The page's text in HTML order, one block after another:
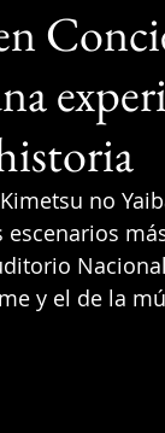
no
y el de la